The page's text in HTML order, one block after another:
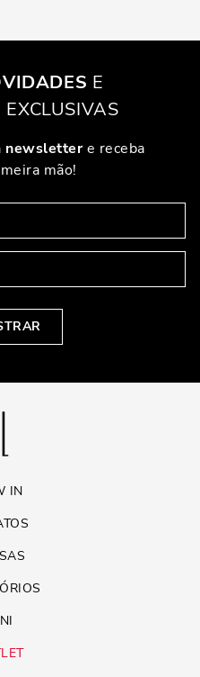
E
EXCLUSIVAS
newslettere receba
mão!
IN